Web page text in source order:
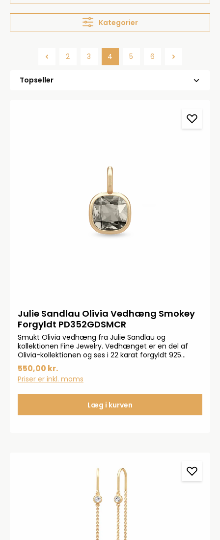
Kategorier
Side
2 Side
3 Side
4 Side
5 Side
6
Julie Sandlau Olivia Vedhæng Smokey
Forgyldt PD352GDSMCR
Smukt Olivia vedhæng fra Julie Sandlau og
kollektionen Fine Jewelry. Vedhænget er en del af
Olivia-kollektionen og ses i 22 karat forgyldt 925
sterlingsølv og med krystal i det velkendte Julie
Sandlau gyldne bælte.Måler 14x8 mm
550,00 kr.
Priser er inkl. moms
Læg i kurven